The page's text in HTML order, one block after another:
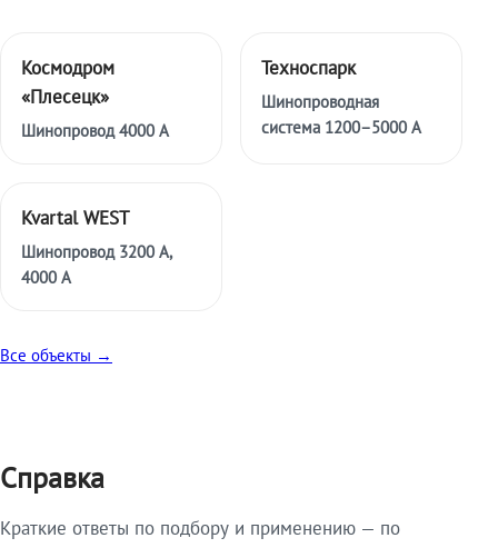
Космодром
«Плесецк»
Шинопровод 4000 А
Техноспарк
Шинопроводная
система 1200–5000 А
Kvartal WEST
Шинопровод 3200 А,
4000 А
Все объекты →
Справка
Краткие ответы по подбору и применению — по